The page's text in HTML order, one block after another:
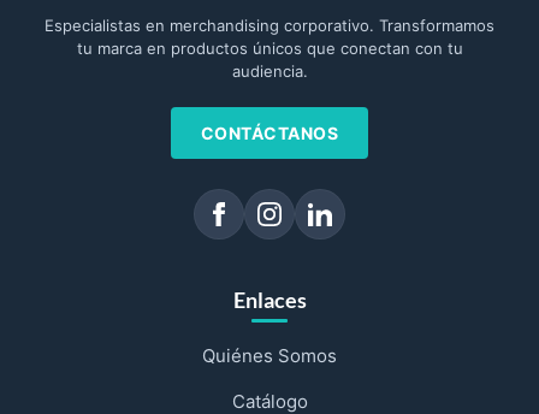
Especialistas en merchandising corporativo. Transformamos
tu marca en productos únicos que conectan con tu
audiencia.
CONTÁCTANOS
Enlaces
Quiénes Somos
Catálogo